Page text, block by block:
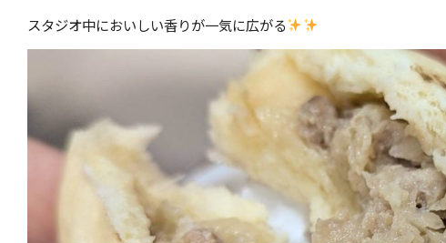
スタジオ中においしい香りが一気に広がる